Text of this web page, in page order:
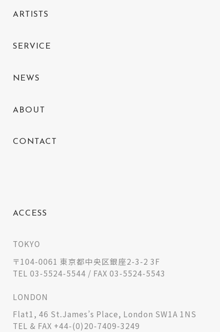
ARTISTS
SERVICE
NEWS
ABOUT
CONTACT
ACCESS
TOKYO
〒104-0061 東京都中央区銀座2-3-2 3F
TEL 03-5524-5544 / FAX 03-5524-5543
LONDON
Flat1, 46 St.James’s Place, London SW1A 1NS
TEL & FAX +44-(0)20-7409-3249